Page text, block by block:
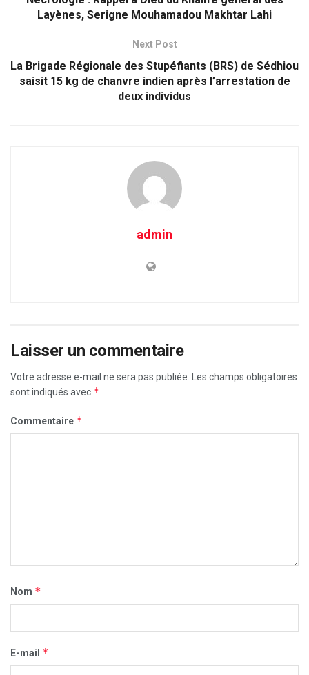
Layènes, Serigne Mouhamadou Makhtar Lahi
Next Post
La Brigade Régionale des Stupéfiants (BRS) de Sédhiou
saisit 15 kg de chanvre indien après l’arrestation de
deux individus
admin
Laisser un commentaire
Votre adresse e-mail ne sera pas publiée. Les champs obligatoires
sont indiqués avec *
Commentaire *
Nom *
E-mail *